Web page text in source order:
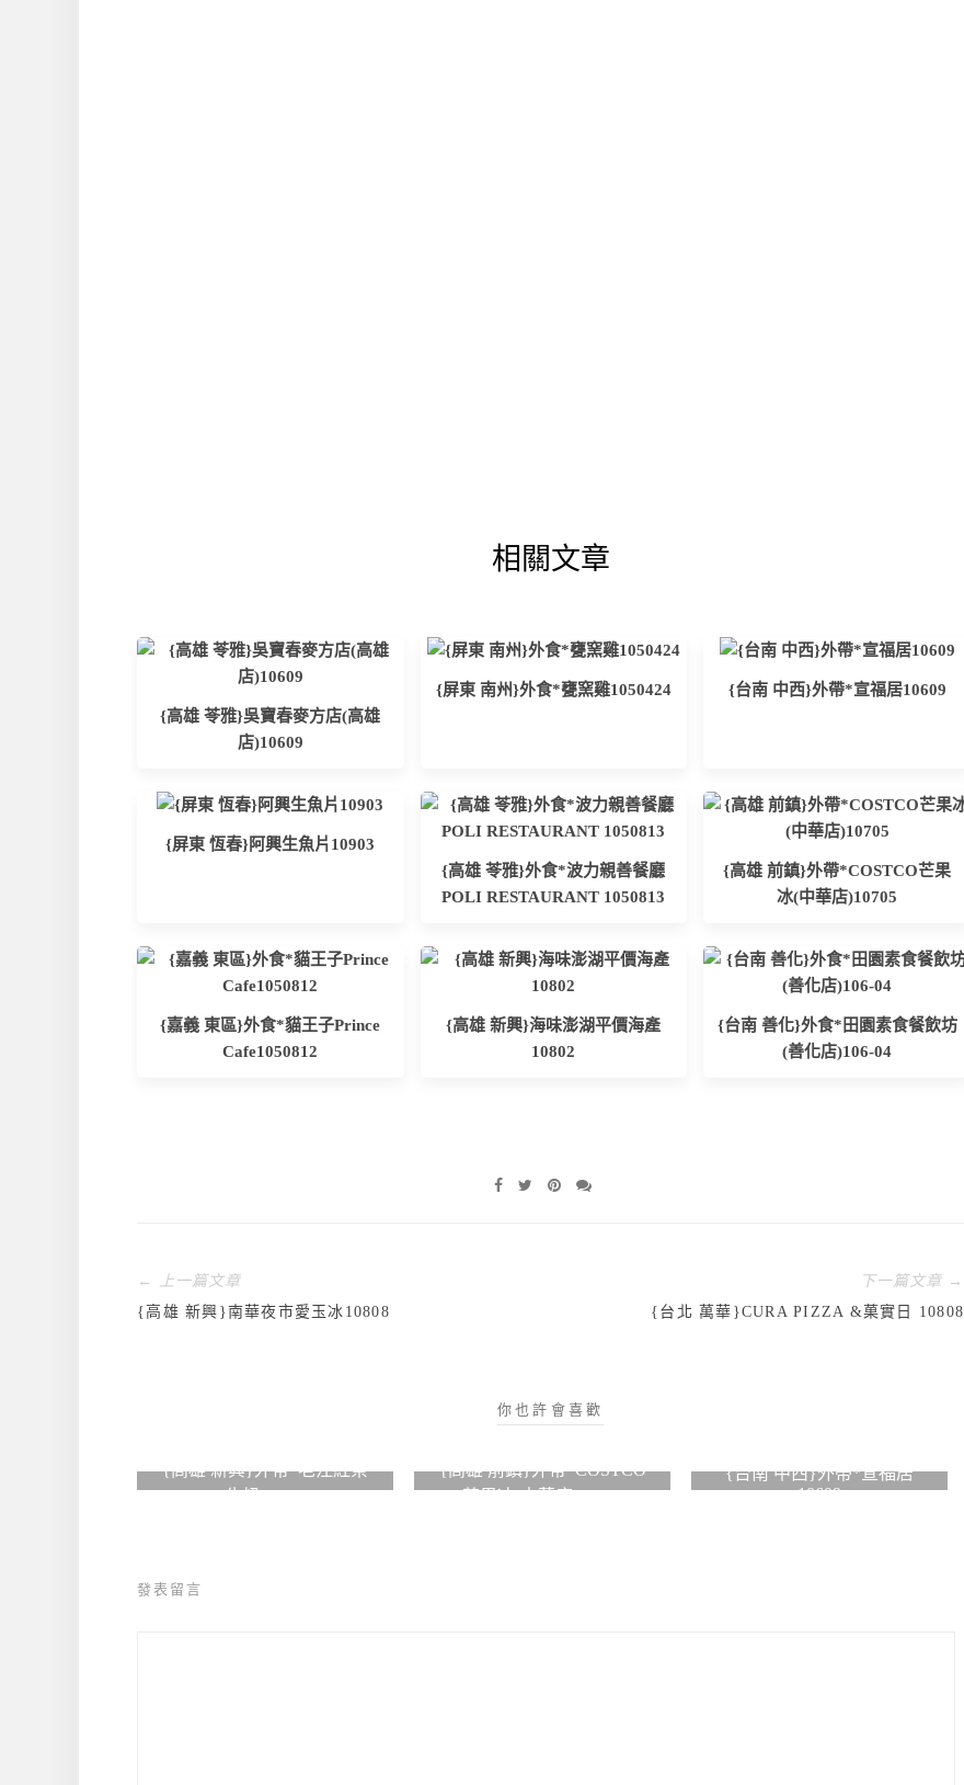
相關文章
{高雄 苓雅}吳寶春麥方店(高雄
店)10609
{屏東 南州}外食*甕窯雞1050424 {台南 中西}外帶*宣福居10609
{屏東 恆春}阿興生魚片10903
{高雄 苓雅}外食*波力親善餐廳
POLI RESTAURANT 1050813
{高雄 前鎮}外帶*COSTCO芒果
冰(中華店)10705
{嘉義 東區}外食*貓王子Prince
Cafe1050812
{高雄 新興}海味澎湖平價海產
10802
{台南 善化}外食*田園素食餐飲坊
(善化店)106-04
← 上一篇文章
{高雄 新興}南華夜市愛玉冰10808
下一篇文章 →
{台北 萬華}CURA PIZZA &菓實日 10808
你也許會喜歡
{高雄 新興}外帶*老江紅茶
牛奶10707
{高雄 前鎮}外帶*COSTCO
芒果冰(中華店)10705
{台南 中西}外帶*宣福居
10609
發表留言